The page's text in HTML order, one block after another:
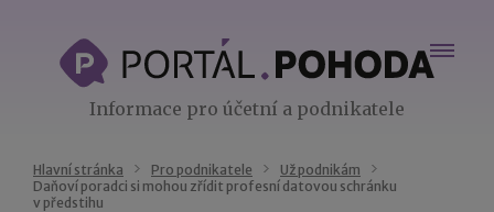
Informace pro účetní a podnikatele
Hlavní stránka Pro podnikatele
Už podnikám
Daňoví poradci si mohou zřídit profesní datovou schránku
v předstihu